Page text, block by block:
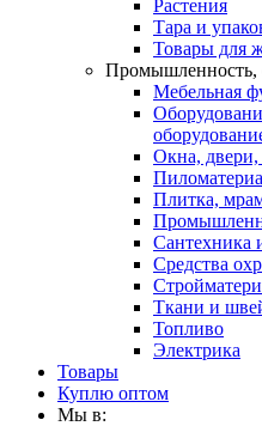
Растения
Тара и
Товары для
Промышленность,
Мебельная
Окна,
Плитка,
Сантехника
Средства
Ткани и
Топливо
Электрика
Товары
Куплю оптом
Мы в: